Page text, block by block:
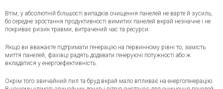
Втім, у абсолютній більшості випадків очищення панелей не варте й зусиль,
бо середне зростання продуктивності вимитих панелей вкрай незначне і не
покриває ризик травми, витрачений час та ресурси.
Якщо ви вважаєте підтримати генерацію на первинному рівні то, замість
миття панелей, фахівці радять додавати генеруючі потужності або ж
вкладатися у енергоефективність.
Окрім того звичайний пил та бруд вкрай мало впливає на енергогенерацію.